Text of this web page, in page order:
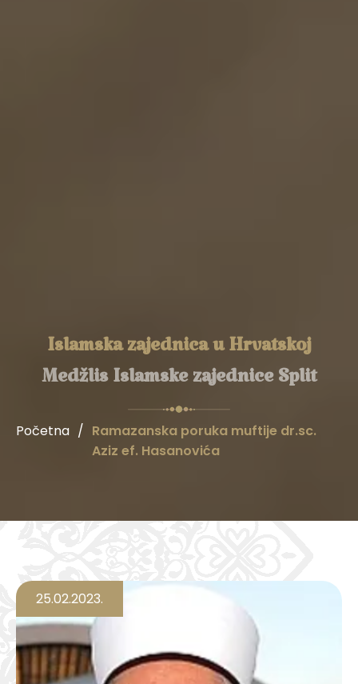
Islamska zajednica u Hrvatskoj
Medžlis Islamske zajednice Split
Početna / Ramazanska poruka muftije dr.sc.
Aziz ef. Hasanovića
25.02.2023.